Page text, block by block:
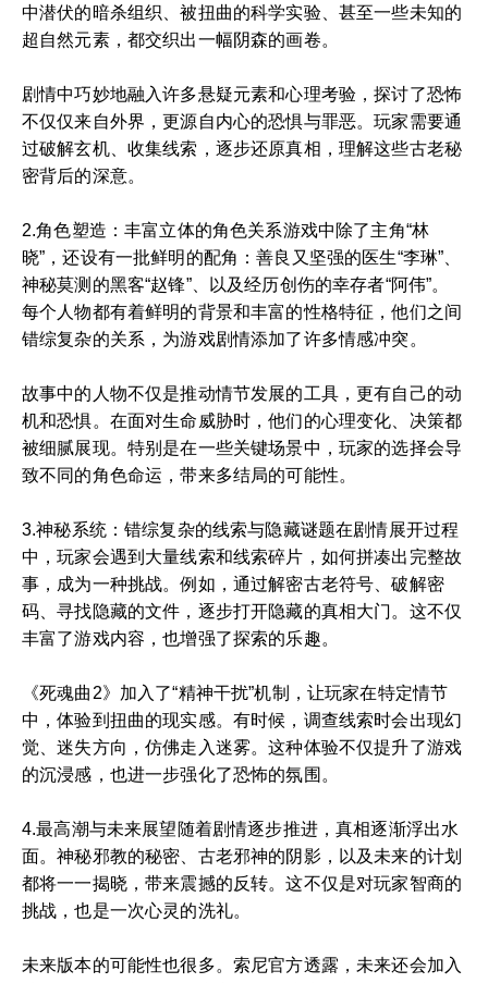
中潜伏的暗杀组织、被扭曲的科学实验、甚至一些未知的
超自然元素，都交织出一幅阴森的画卷。
剧情中巧妙地融入许多悬疑元素和心理考验，探讨了恐怖
不仅仅来自外界，更源自内心的恐惧与罪恶。玩家需要通
过破解玄机、收集线索，逐步还原真相，理解这些古老秘
密背后的深意。
2.角色塑造：丰富立体的角色关系游戏中除了主角“林
晓”，还设有一批鲜明的配角：善良又坚强的医生“李琳”、
神秘莫测的黑客“赵锋”、以及经历创伤的幸存者“阿伟”。
每个人物都有着鲜明的背景和丰富的性格特征，他们之间
错综复杂的关系，为游戏剧情添加了许多情感冲突。
故事中的人物不仅是推动情节发展的工具，更有自己的动
机和恐惧。在面对生命威胁时，他们的心理变化、决策都
被细腻展现。特别是在一些关键场景中，玩家的选择会导
致不同的角色命运，带来多结局的可能性。
3.神秘系统：错综复杂的线索与隐藏谜题在剧情展开过程
中，玩家会遇到大量线索和线索碎片，如何拼凑出完整故
事，成为一种挑战。例如，通过解密古老符号、破解密
码、寻找隐藏的文件，逐步打开隐藏的真相大门。这不仅
丰富了游戏内容，也增强了探索的乐趣。
《死魂曲2》加入了“精神干扰”机制，让玩家在特定情节
中，体验到扭曲的现实感。有时候，调查线索时会出现幻
觉、迷失方向，仿佛走入迷雾。这种体验不仅提升了游戏
的沉浸感，也进一步强化了恐怖的氛围。
4.最高潮与未来展望随着剧情逐步推进，真相逐渐浮出水
面。神秘邪教的秘密、古老邪神的阴影，以及未来的计划
都将一一揭晓，带来震撼的反转。这不仅是对玩家智商的
挑战，也是一次心灵的洗礼。
未来版本的可能性也很多。索尼官方透露，未来还会加入